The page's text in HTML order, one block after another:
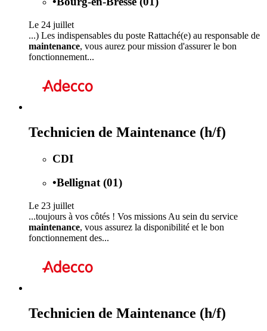
Le 24 juillet
...) Les indispensables du poste Rattaché(e) au responsable de
maintenance, vous aurez pour mission d'assurer le bon
fonctionnement...
Technicien de Maintenance (h/f)
CDI
•Bellignat (01)
Le 23 juillet
...toujours à vos côtés ! Vos missions Au sein du service
maintenance, vous assurez la disponibilité et le bon
fonctionnement des...
Technicien de Maintenance (h/f)